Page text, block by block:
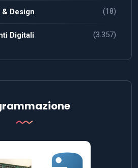
Design (18)
Digitali (3.357)